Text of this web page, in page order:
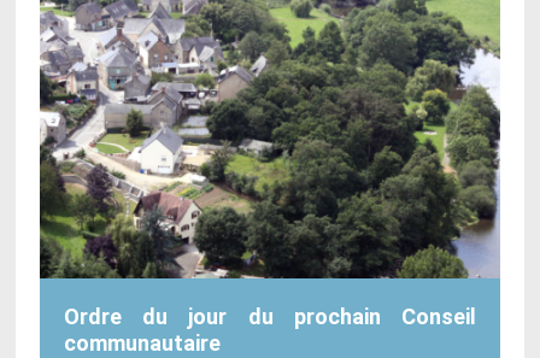
Ordre du jour du prochain Conseil
communautaire